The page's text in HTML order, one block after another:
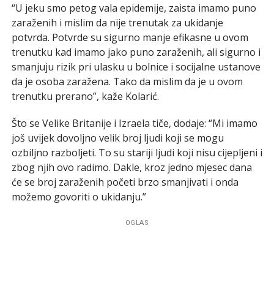
“U jeku smo petog vala epidemije, zaista imamo puno
zaraženih i mislim da nije trenutak za ukidanje
potvrda. Potvrde su sigurno manje efikasne u ovom
trenutku kad imamo jako puno zaraženih, ali sigurno i
smanjuju rizik pri ulasku u bolnice i socijalne ustanove
da je osoba zaražena. Tako da mislim da je u ovom
trenutku prerano”, kaže Kolarić.
Što se Velike Britanije i Izraela tiče, dodaje: “Mi imamo
još uvijek dovoljno velik broj ljudi koji se mogu
ozbiljno razboljeti. To su stariji ljudi koji nisu cijepljeni i
zbog njih ovo radimo. Dakle, kroz jedno mjesec dana
će se broj zaraženih početi brzo smanjivati i onda
možemo govoriti o ukidanju.”
OGLAS